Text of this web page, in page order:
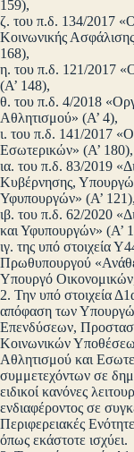
159),
ζ. του π.δ. 134/2017
Κοινωνικής
168),
η. του π.δ. 121/2017
(Α’ 148),
θ. του π.δ. 4/2018
Αθλητισμού» (Α’ 4),
ι. του π.δ. 141/2017
Εσωτερικών» (Α’ 180),
ια. του π.δ. 83/2019
Κυβέρνησης,
Υφυπουργών» (Α’ 121),
ιβ. του π.δ. 62/2020
και Υφυπουργών» (Α’
ιγ. της υπό στοιχεία
Πρωθυπουργού
Υπουργό
2. Την υπό στοιχεία
απόφαση των
Επενδύσεων,
Κοινωνικών
Αθλητισμού και
συμμετεχόντων σε
ειδικοί κανόνες
ενδιαφέροντος σε
Περιφερειακές
όπως εκάστοτε ισχύει.